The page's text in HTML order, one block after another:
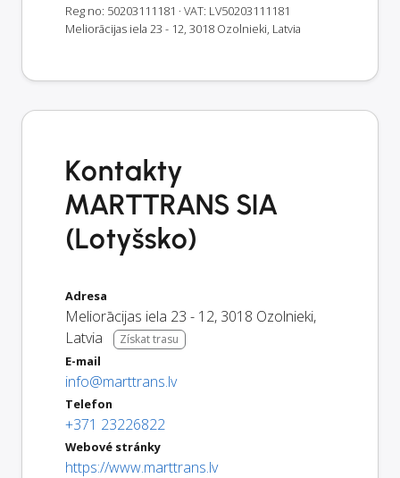
Reg no: 50203111181 · VAT: LV50203111181
Meliorācijas iela 23 - 12, 3018 Ozolnieki, Latvia
Kontakty
MARTTRANS SIA
(Lotyšsko)
Adresa
Meliorācijas iela 23 - 12, 3018 Ozolnieki,
Latvia
Získat trasu
E-mail
info@marttrans.lv
Telefon
+371 23226822
Webové stránky
https://www.marttrans.lv